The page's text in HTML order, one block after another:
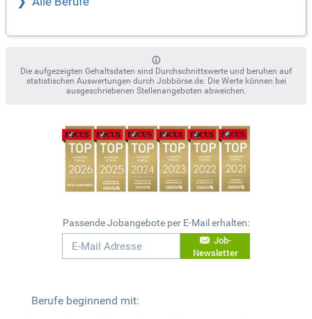
Die aufgezeigten Gehaltsdaten sind Durchschnittswerte und beruhen auf
statistischen Auswertungen durch Jobbörse.de. Die Werte können bei
ausgeschriebenen Stellenangeboten abweichen.
Passende Jobangebote per E-Mail erhalten:
Job-
Newsletter
Berufe beginnend mit: